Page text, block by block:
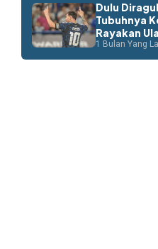
Dulu
Tubuhnya
Rayakan
dengan
1 Bulan Yang